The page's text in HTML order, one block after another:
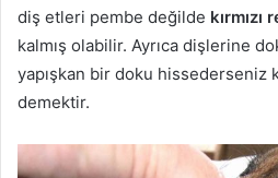
diş etleri pembe değilde kırmızı
kalmış olabilir. Ayrıca dişlerine
yapışkan bir doku hissederseniz
demektir.